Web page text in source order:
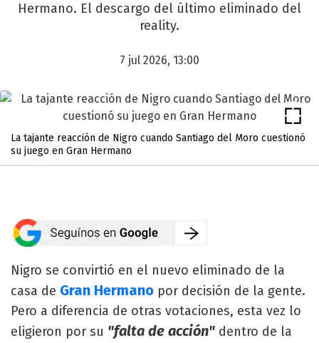
Hermano. El descargo del último eliminado del
reality.
7 jul 2026, 13:00
La tajante reacción de Nigro cuando Santiago del Moro cuestionó
su juego en Gran Hermano
Nigro se convirtió en el nuevo eliminado de la
casa de Gran Hermano por decisión de la gente.
Pero a diferencia de otras votaciones, esta vez lo
eligieron por su "falta de acción" dentro de la